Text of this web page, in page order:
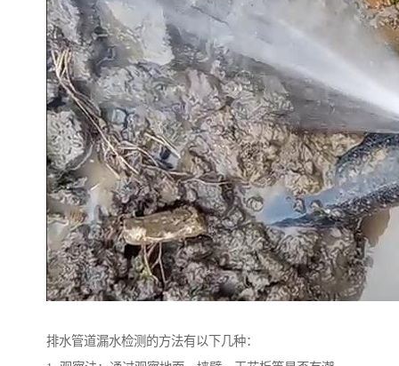
排水管道漏水检测的方法有以下几种：